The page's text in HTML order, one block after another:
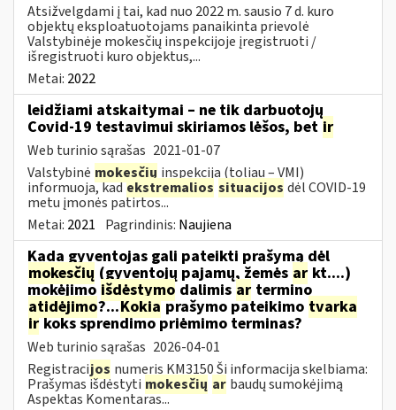
Atsižvelgdami į tai, kad nuo 2022 m. sausio 7 d. kuro
objektų eksploatuotojams panaikinta prievolė
Valstybinėje mokesčių inspekcijoje įregistruoti /
išregistruoti kuro objektus,...
Metai: 2022
leidžiami atskaitymai – ne tik darbuotojų
Covid-19 testavimui skiriamos lėšos, bet ir
Web turinio sąrašas 2021-01-07
Valstybinė mokesčių inspekcija (toliau – VMI)
informuoja, kadekstremalios situacijos dėl COVID-19
metu įmonės patirtos...
Metai: 2021 Pagrindinis: Naujiena
Kada gyventojas gali pateikti prašymą dėl
mokesčių (gyventojų pajamų, žemės ar kt....)
mokėjimo išdėstymo dalimis ar termino
atidėjimo?...Kokiaprašymo pateikimo tvarka
irkoks sprendimo priėmimo terminas?
Web turinio sąrašas 2026-04-01
Registracijos numeris KM3150 Ši informacija skelbiama:
Prašymas išdėstyti mokesčių ar baudų sumokėjimą
Aspektas Komentaras...